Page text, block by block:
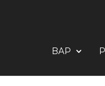
BAP